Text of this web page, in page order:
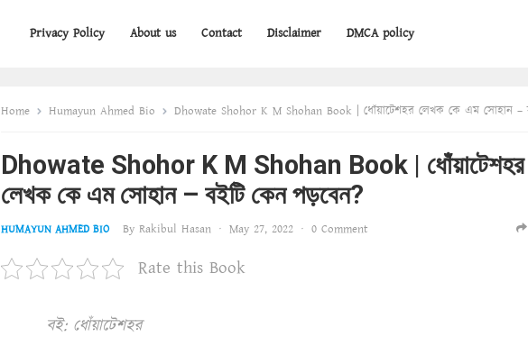
Privacy Policy About us Contact Disclaimer DMCA policy
Home Humayun Ahmed Bio Dhowate Shohor K M Shohan Book | ধোঁয়াটেশহর লেখক কে এম সোহান – বইটি কেন
Dhowate Shohor K M Shohan Book | ধোঁয়াটেশহর
লেখক কে এম সোহান – বইটি কেন পড়বেন?
HUMAYUN AHMED BIO By Rakibul Hasan · May 27, 2022 · 0 Comment
Rate this Book
বই: ধোঁয়াটেশহর